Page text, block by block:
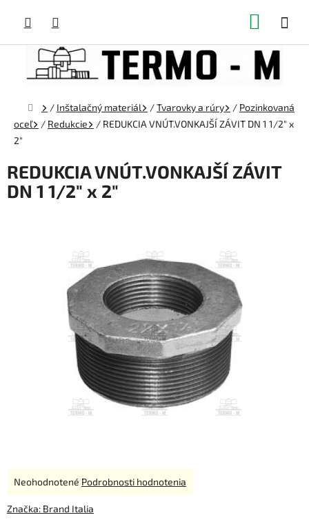
obsah
Domov
/ Inštalačný materiál /Tvarovky a rúry / Pozinkovaná
oceľ
/ Redukcie / REDUKCIA VNÚT.VONKAJŠÍ ZÁVIT DN 1 1/2" x
2"
REDUKCIA VNÚT.VONKAJŠÍ ZÁVIT
DN 1 1/2" x 2"
Priemerné
produktu
Neohodnotené Podrobnosti hodnotenia
Značka: Brand Italia